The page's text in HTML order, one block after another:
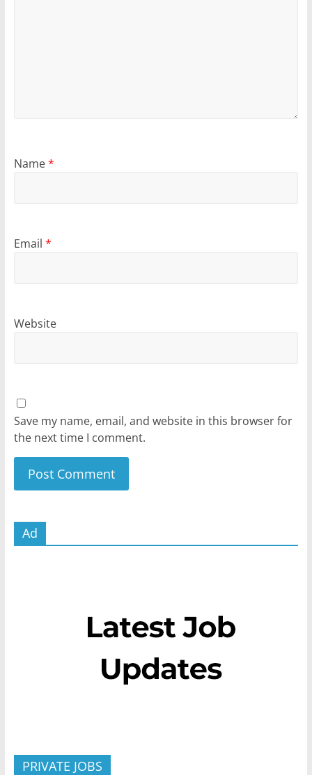
Name*
Email *
Website
Save my name, email, and website in this browser for
the next time I comment.
Ad
PRIVATE JOBS